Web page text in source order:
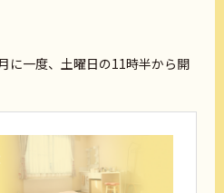
に一度、土曜日の11時半から開